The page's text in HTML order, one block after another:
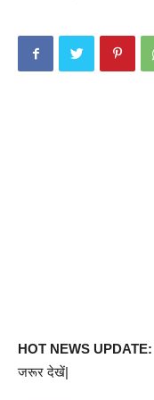
HOT NEWS UPDATE:
जरूर देखें|